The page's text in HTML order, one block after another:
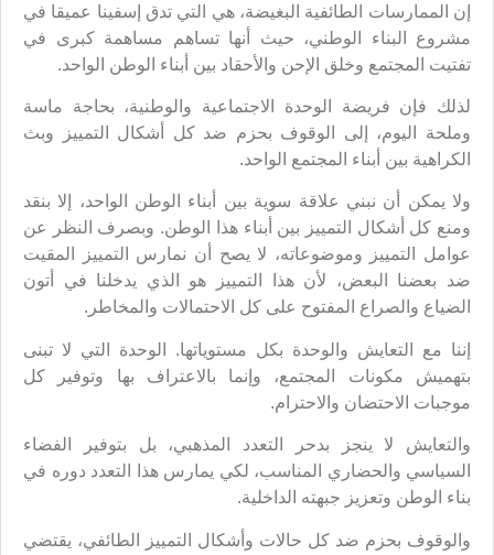
إن الممارسات الطائفية البغيضة، هي التي تدق إسفينا عميقا في
مشروع البناء الوطني، حيث أنها تساهم مساهمة كبرى في
تفتيت المجتمع وخلق الإحن والأحقاد بين أبناء الوطن الواحد.
لذلك فإن فريضة الوحدة الاجتماعية والوطنية، بحاجة ماسة
وملحة اليوم، إلى الوقوف بحزم ضد كل أشكال التمييز وبث
الكراهية بين أبناء المجتمع الواحد.
ولا يمكن أن نبني علاقة سوية بين أبناء الوطن الواحد، إلا بنقد
ومنع كل أشكال التمييز بين أبناء هذا الوطن. وبصرف النظر عن
عوامل التمييز وموضوعاته، لا يصح أن نمارس التمييز المقيت
ضد بعضنا البعض، لأن هذا التمييز هو الذي يدخلنا في أتون
الضياع والصراع المفتوح على كل الاحتمالات والمخاطر.
إننا مع التعايش والوحدة بكل مستوياتها. الوحدة التي لا تبنى
بتهميش مكونات المجتمع، وإنما بالاعتراف بها وتوفير كل
موجبات الاحتضان والاحترام.
والتعايش لا ينجز بدحر التعدد المذهبي، بل بتوفير الفضاء
السياسي والحضاري المناسب، لكي يمارس هذا التعدد دوره في
بناء الوطن وتعزيز جبهته الداخلية.
والوقوف بحزم ضد كل حالات وأشكال التمييز الطائفي، يقتضي